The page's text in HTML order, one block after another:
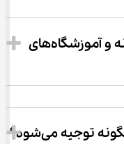
تفاوت اصلی مدارس دوزبانه و آموزشگاه‌های
توجیه می‌شود؟